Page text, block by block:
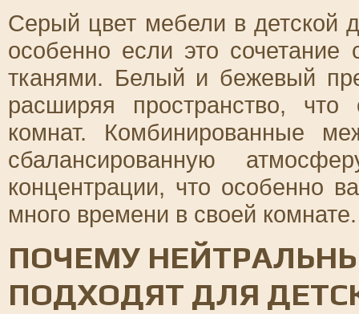
Серый цвет мебели в детской
особенно если это
тканями. Белый и бежевый
расширяя пространство,
комнат. Комбинированные
сбалансированную
концентрации, что особенно
много времени в своей комнате.
ПОЧЕМУ
ПОДХОДЯТ ДЛЯ